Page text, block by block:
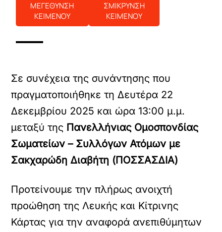
ΜΕΓΕΘΥΝΣΗ
ΚΕΙΜΕΝΟΥ
ΣΜΙΚΡΥΝΣΗ
ΚΕΙΜΕΝΟΥ
Σε συνέχεια της συνάντησης που
πραγματοποιήθηκε τη Δευτέρα 22
Δεκεμβρίου 2025 και ώρα 13:00 μ.μ.
μεταξύ της Πανελλήνιας Ομοσπονδίας
Σωματείων – Συλλόγων Ατόμων με
Σακχαρώδη Διαβήτη (ΠΟΣΣΑΣΔΙΑ)
Προτείνουμε την πλήρως ανοιχτή
προώθηση της Λευκής και Κίτρινης
Κάρτας για την αναφορά ανεπιθύμητων